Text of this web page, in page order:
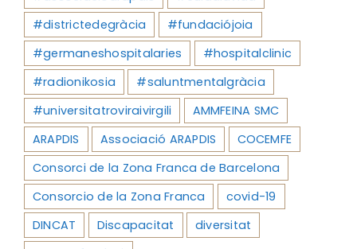
#districtedegràcia
#fundaciójoia
#germaneshospitalaries
#hospitalclinic
#radionikosia
#saluntmentalgràcia
#universitatroviraivirgili
AMMFEINA SMC
ARAPDIS
Associació ARAPDIS
COCEMFE
Consorci de la Zona Franca de Barcelona
Consorcio de la Zona Franca
covid-19
DINCAT
Discapacitat
diversitat